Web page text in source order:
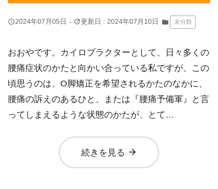
query_builder2024年07月05日 - update更新日 : 2024年07月10日 folder 未分類
おおやです。カイロプラクターとして、日々多くの
腰痛症状のかたと向かい合っている私ですが、この
頃思うのは、O脚矯正を希望されるかたのなかに、
腰痛の訴えのあるひと、または『腰痛予備軍』と言
ってしまえるような状態のかたが、とて…
続きを見る arrow_forward